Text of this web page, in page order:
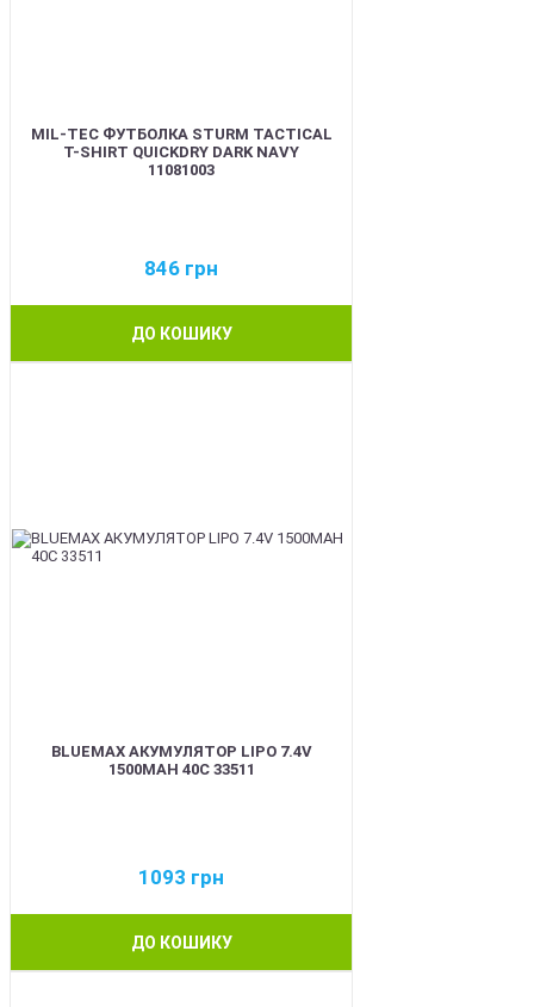
MIL-TEC ФУТБОЛКА STURM TACTICAL
T-SHIRT QUICKDRY DARK NAVY
11081003
846 грн
ДО КОШИКУ
BLUEMAX АКУМУЛЯТОР LIPO 7.4V
1500MAH 40C 33511
1093 грн
ДО КОШИКУ